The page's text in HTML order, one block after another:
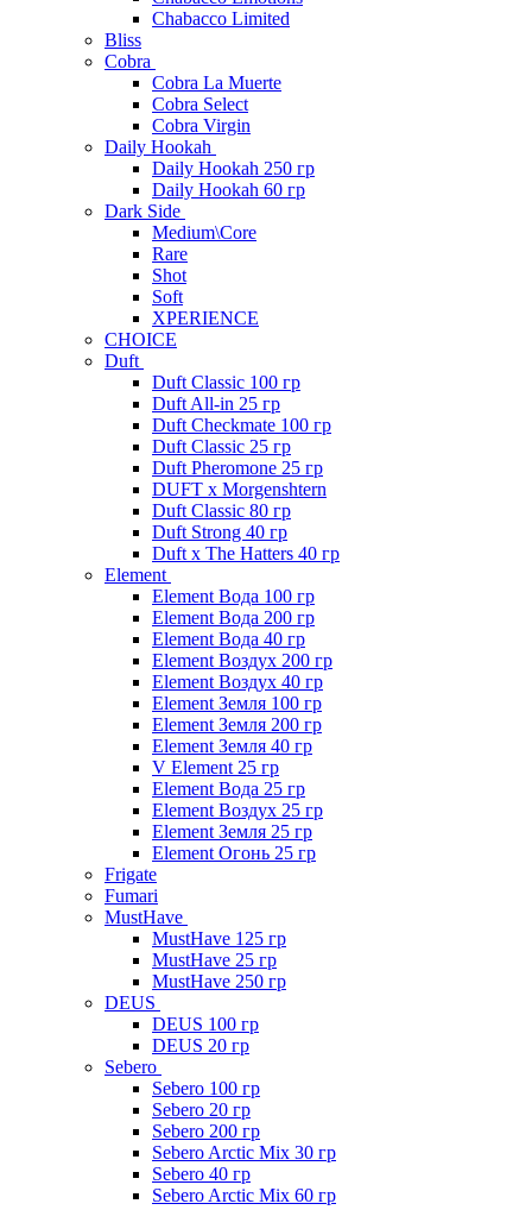
Chabacco Limited
Bliss
Cobra
Cobra La Muerte
Cobra Select
Cobra Virgin
Daily Hookah
Daily Hookah 250 гр
Daily Hookah 60 гр
Dark Side
Medium\Core
Rare
Shot
Soft
XPERIENCE
CHOICE
Duft
Duft Classic 100 гр
Duft All-in 25 гр
Duft Checkmate 100 гр
Duft Classic 25 гр
Duft Pheromone 25 гр
DUFT x Morgenshtern
Duft Classic 80 гр
Duft Strong 40 гр
Duft x The Hatters 40 гр
Element
Element Вода 100 гр
Element Вода 200 гр
Element Вода 40 гр
Element Воздух 200 гр
Element Воздух 40 гр
Element Земля 100 гр
Element Земля 200 гр
Element Земля 40 гр
V Element 25 гр
Element Вода 25 гр
Element Воздух 25 гр
Element Земля 25 гр
Element Огонь 25 гр
Frigate
Fumari
MustHave
MustHave 125 гр
MustHave 25 гр
MustHave 250 гр
DEUS
DEUS 100 гр
DEUS 20 гр
Sebero
Sebero 100 гр
Sebero 20 гр
Sebero 200 гр
Sebero Arctic Mix 30 гр
Sebero 40 гр
Sebero Arctic Mix 60 гр